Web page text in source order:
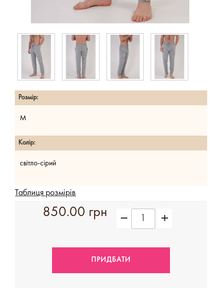
Розмір:
M
Колір:
світло-сірий
Таблиця розмірів
850.00 грн